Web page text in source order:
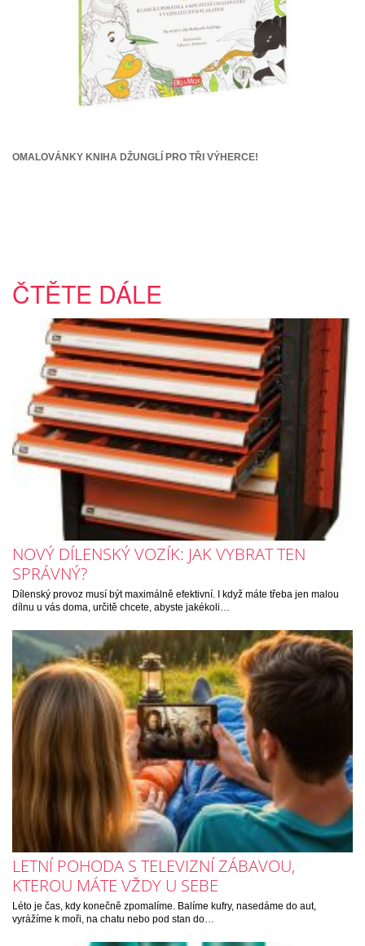
OMALOVÁNKY KNIHA DŽUNGLÍ PRO TŘI VÝHERCE!
ČTĚTE DÁLE
NOVÝ DÍLENSKÝ VOZÍK: JAK VYBRAT TEN
SPRÁVNÝ?
Dílenský provoz musí být maximálně efektivní. I když máte třeba jen malou
dílnu u vás doma, určitě chcete, abyste jakékoli…
LETNÍ POHODA S TELEVIZNÍ ZÁBAVOU,
KTEROU MÁTE VŽDY U SEBE
Léto je čas, kdy konečně zpomalíme. Balíme kufry, nasedáme do aut,
vyrážíme k moři, na chatu nebo pod stan do…